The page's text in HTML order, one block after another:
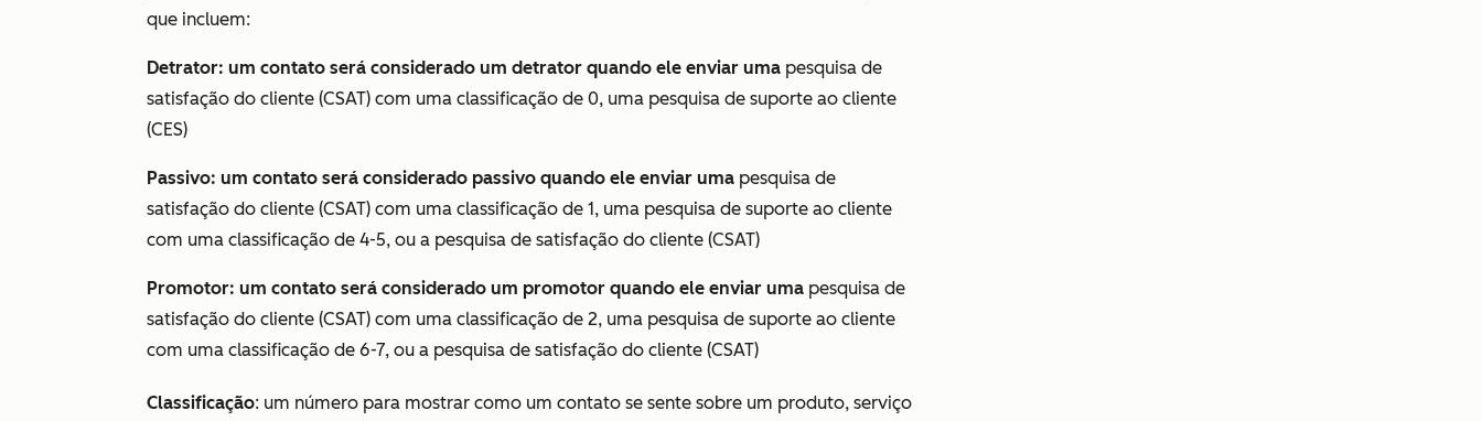
que incluem:
Detrator: um contato será considerado um detrator quando ele enviar uma pesquisa de
satisfação do cliente (CSAT) com uma classificação de 0, uma pesquisa de suporte ao cliente
(CES)
Passivo: um contato será considerado passivo quando ele enviar uma pesquisa de
satisfação do cliente (CSAT) com uma classificação de 1, uma pesquisa de suporte ao cliente
com uma classificação de 4-5, ou a pesquisa de satisfação do cliente (CSAT)
Promotor: um contato será considerado um promotor quando ele enviar uma pesquisa de
satisfação do cliente (CSAT) com uma classificação de 2, uma pesquisa de suporte ao cliente
com uma classificação de 6-7, ou a pesquisa de satisfação do cliente (CSAT)
Classificação: um número para mostrar como um contato se sente sobre um produto, serviço